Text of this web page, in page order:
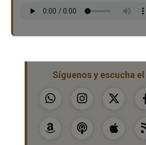
Síguenos y escucha